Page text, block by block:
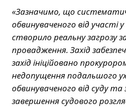
«Зазначимо, що
обвинуваченого від участі
створило реальну загрозу
провадження. Захід
захід ініційовано
недопущення подальшого
обвинуваченого від суду та
завершення судового